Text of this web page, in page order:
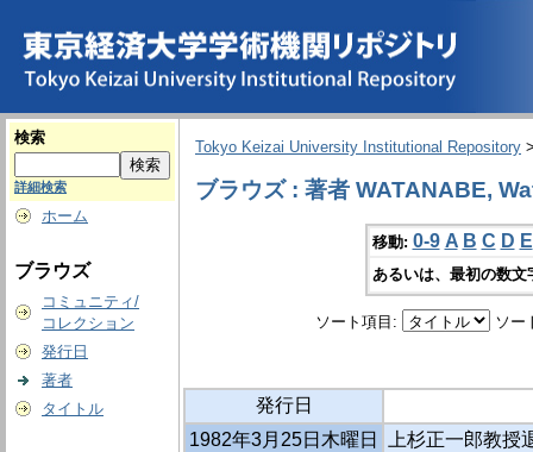
検索
詳細検索
ホーム
ブラウズ
コミュニティ/
コレクション
発行日
著者
タイトル
Tokyo Keizai University Institutional Repository
ブラウズ : 著者 WATANABE,
移動: 0-9 A B C D E
あるいは、最初の数
ソート項目: ソー
発行日
1982年3月25日木曜日
上杉正一郎教